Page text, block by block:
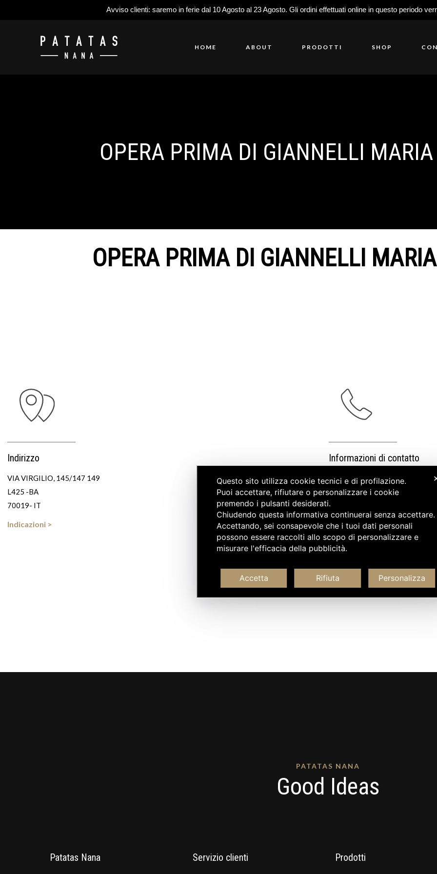
Avviso clienti: saremo in ferie dal 10 Agosto al 23 Agosto. Gli ordini effettuati online in questo periodo
HOME ABOUT PRODOTTI SHOP
OPERA PRIMA DI GIANNELLI
OPERA PRIMA DI GIANNELLI
Indirizzo
VIA VIRGILIO, 145/147 149
L425 -BA
70019- IT
Indicazioni >
Informazioni di contatto
Questo sito utilizza cookie tecnici e di profilazione.
Puoi accettare, rifiutare o personalizzare i cookie
premendo i pulsanti desiderati.
Chiudendo questa informativa continuerai senza
Accettando, sei consapevole che i tuoi dati personali
possono essere raccolti allo scopo di personalizzare e
misurare l'efficacia della pubblicità.
Accetta Rifiuta Personalizza
PATATAS NANA
Good Ideas
Patatas Nana Servizio clienti Prodotti